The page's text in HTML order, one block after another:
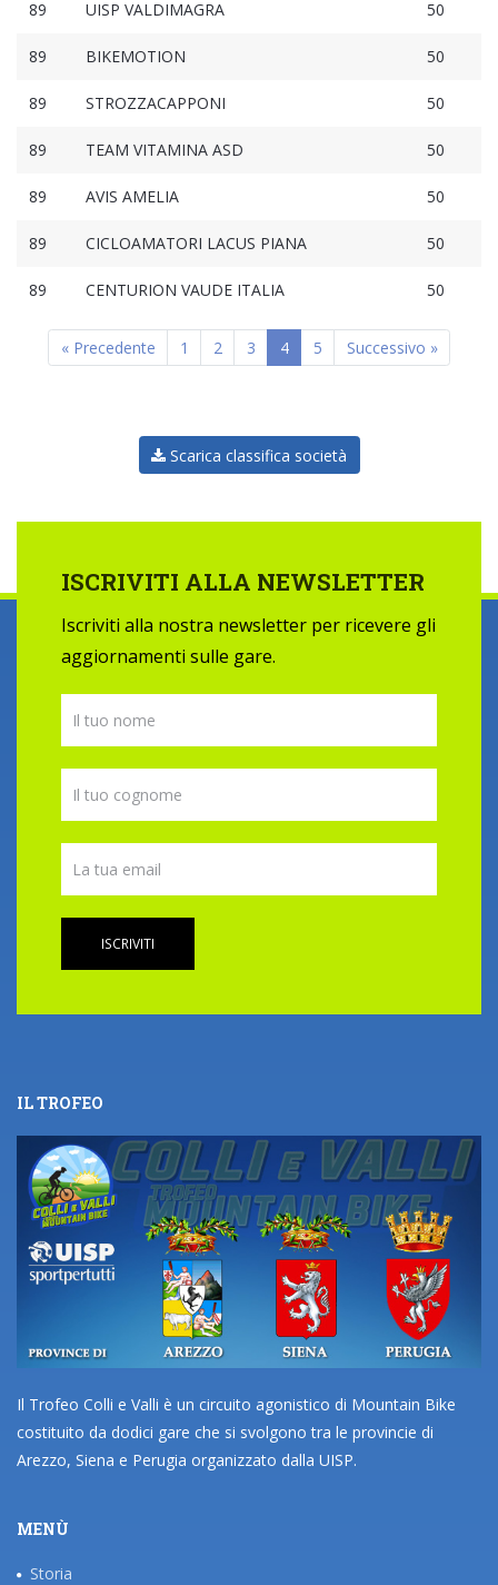
89 UISP VALDIMAGRA 50
89 BIKEMOTION 50
89 STROZZACAPPONI 50
89 TEAM VITAMINA ASD 50
89 AVIS AMELIA 50
89 CICLOAMATORI LACUS PIANA 50
89 CENTURION VAUDE ITALIA 50
« Precedente 1 2 3 4 5 Successivo »
Scarica classifica società
ISCRIVITI ALLA NEWSLETTER
Iscriviti alla nostra newsletter per ricevere gli
aggiornamenti sulle gare.
ISCRIVITI
IL TROFEO
Il Trofeo Colli e Valli è un circuito agonistico di Mountain Bike
costituito da dodici gare che si svolgono tra le provincie di
Arezzo, Siena e Perugia organizzato dalla UISP.
MENÙ
Storia